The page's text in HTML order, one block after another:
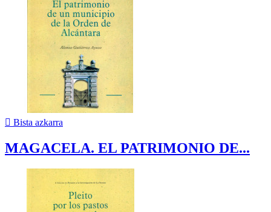
 Bista azkarra
MAGACELA. EL PATRIMONIO DE...